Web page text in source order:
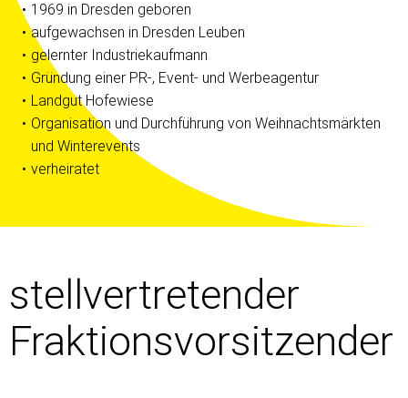
1969 in Dresden geboren
aufgewachsen in Dresden Leuben
gelernter Industriekaufmann
Gründung einer PR-, Event- und Werbeagentur
Landgut Hofewiese
Organisation und Durchführung von Weihnachtsmärkten
und Winterevents
verheiratet
stellvertretender
Fraktionsvorsitzender